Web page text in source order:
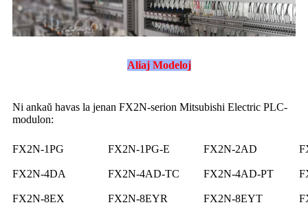
Aliaj Modeloj
Ni ankaŭ havas la jenan FX2N-serion Mitsubishi Electric PLC-
modulon:
FX2N-1PG FX2N-1PG-E FX2N-2AD
FX2N-4DA FX2N-4AD-TC FX2N-4AD-PT
FX2N-8EX FX2N-8EYR FX2N-8EYT